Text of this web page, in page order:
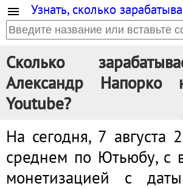
Узнать, сколько
Сколько
Александр Напорко
Youtube?
На сегодня, 7 августа
среднем по Ютьюбу, с
монетизацией с